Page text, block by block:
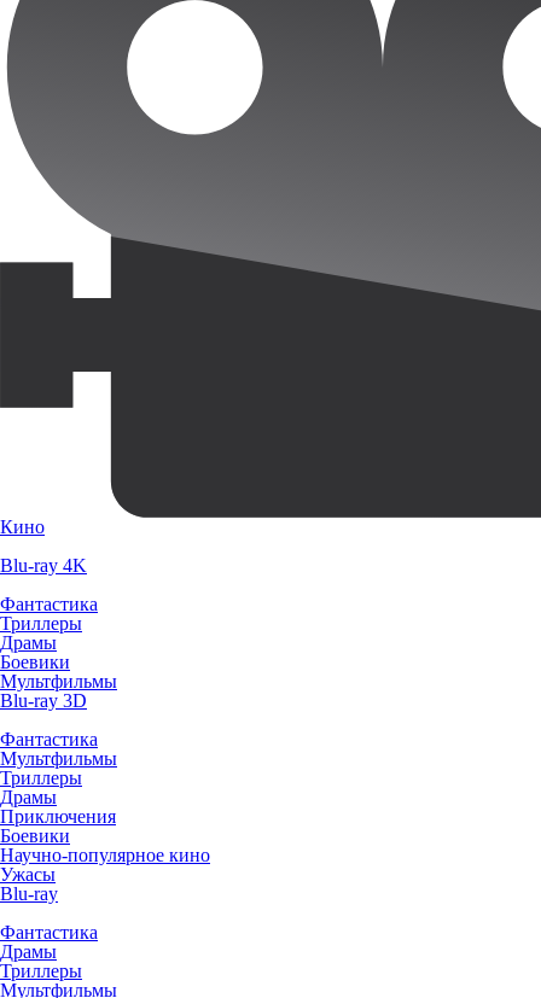
Кино
Blu-ray 4K
Фантастика
Триллеры
Драмы
Боевики
Мультфильмы
Blu-ray 3D
Фантастика
Мультфильмы
Триллеры
Драмы
Приключения
Боевики
Научно-популярное кино
Ужасы
Blu-ray
Фантастика
Драмы
Триллеры
Мультфильмы